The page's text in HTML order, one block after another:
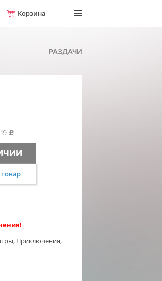
Корзина
РАЗДАЧИ
c
, Приключения,